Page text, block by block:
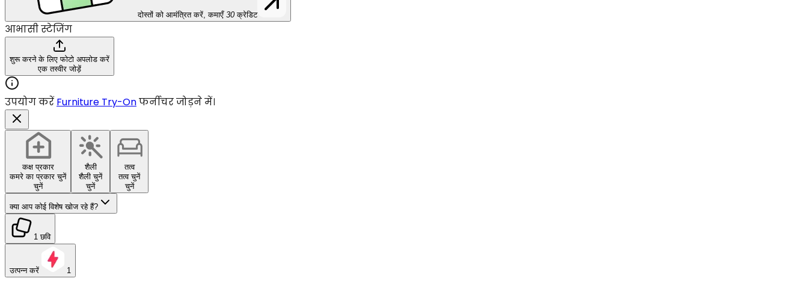
दोस्तों को आमंत्रित करें, कमाएँ 30 क्रेडिट
आभासी स्टेजिंग
शुरू करने के लिए फोटो अपलोड करें
एक तस्वीर जोड़ें
उपयोग करें Furniture Try-Onफर्नीचर जोड़ने में।
कक्ष प्रकार
कमरे का प्रकार चुनें
चुनें
शैली
शैली चुनें
चुनें
तत्व
तत्व चुनें
चुनें
क्या आप कोई विशेष खोज रहे हैं?
1 छवि
उत्पन्न करें 1